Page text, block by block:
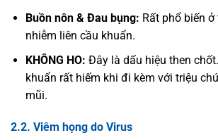
Buồn nôn & Đau bụng: Rất phổ biến
nhiễm liên cầu khuẩn.
KHÔNG HO: Đây là dấu hiệu then
khuẩn rất hiếm khi đi kèm với triệu
mũi.
2.2. Viêm họng do Virus